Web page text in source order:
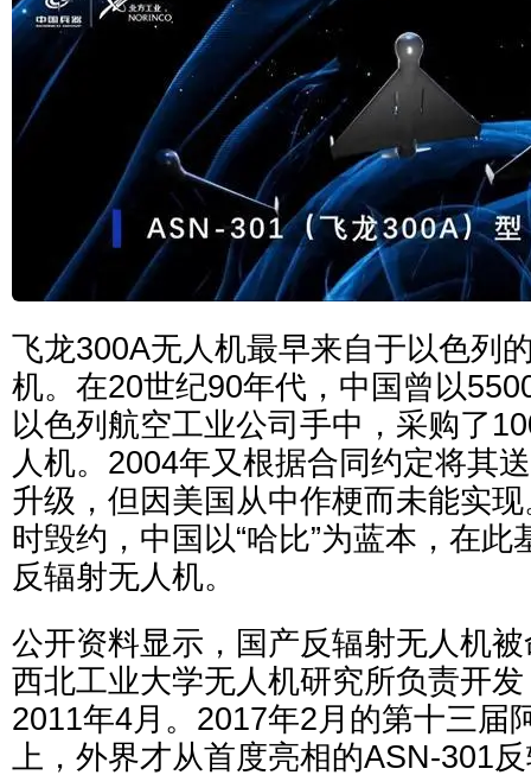
飞龙300A无人机最早来自于以色列
机。在20世纪90年代，中国曾以
以色列航空工业公司手中，采购了
人机。2004年又根据合同约定将其
升级，但因美国从中作梗而未能实
时毁约，中国以“哈比”为蓝本，在
反辐射无人机。
公开资料显示，国产反辐射无人机
西北工业大学无人机研究所负责开
2011年4月。2017年2月的第十三届
上，外界才从首度亮相的ASN-301